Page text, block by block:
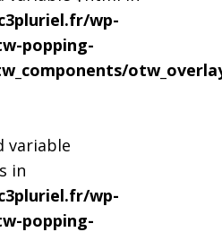
wp-
popping-
variable
in
wp-
popping-